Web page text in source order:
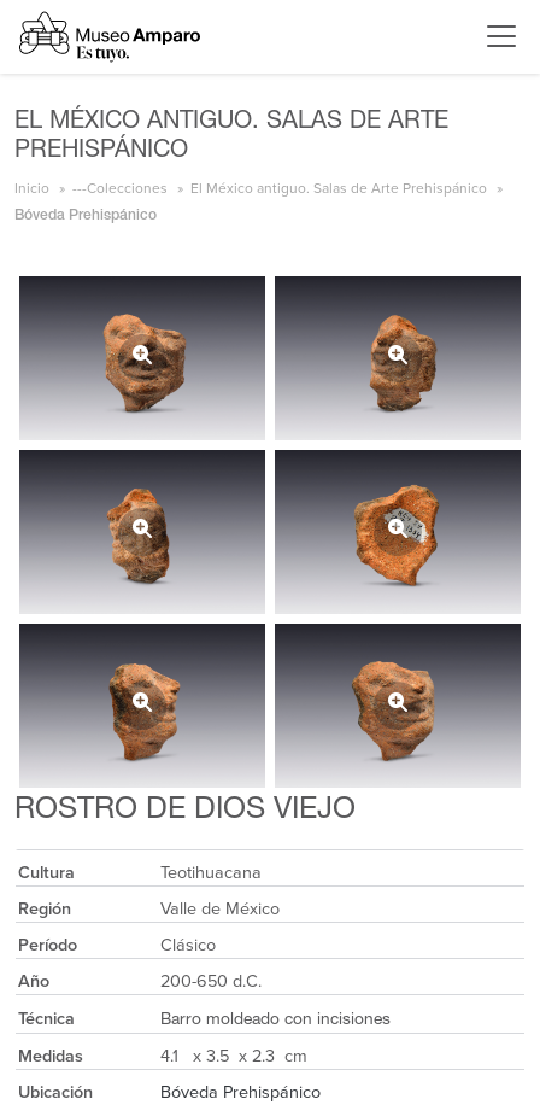
EL MÉXICO ANTIGUO. SALAS DE ARTE
PREHISPÁNICO
Inicio ---Colecciones El México antiguo. Salas de Arte Prehispánico
Bóveda Prehispánico
ROSTRO DE DIOS VIEJO
Cultura
Teotihuacana
Región
Valle de México
Período
Clásico
Año
200-650 d.C.
Técnica
Barro moldeado con incisiones
Medidas
4.1 x 3.5 x 2.3 cm
Ubicación
Bóveda Prehispánico